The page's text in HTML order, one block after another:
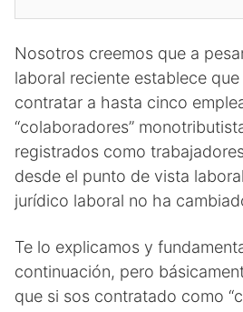
Nosotros creemos que a
laboral reciente establece
contratar a hasta cinco
“colaboradores”
registrados como
desde el punto de vista
jurídico laboral no ha
Te lo explicamos y
continuación, pero
que si sos contratado como